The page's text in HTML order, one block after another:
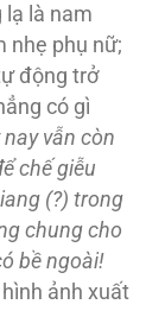
lạ là nam
nhẹ phụ nữ;
động trở
có gì
vẫn còn
chế giễu
(?) trong
chung cho
bề ngoài!
ảnh xuất